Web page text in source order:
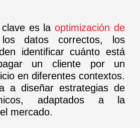
clave es laoptimización de
datos correctos, los
identificar cuánto está
un cliente por un
en diferentes contextos.
a diseñar estrategias de
adaptados a la
mercado.